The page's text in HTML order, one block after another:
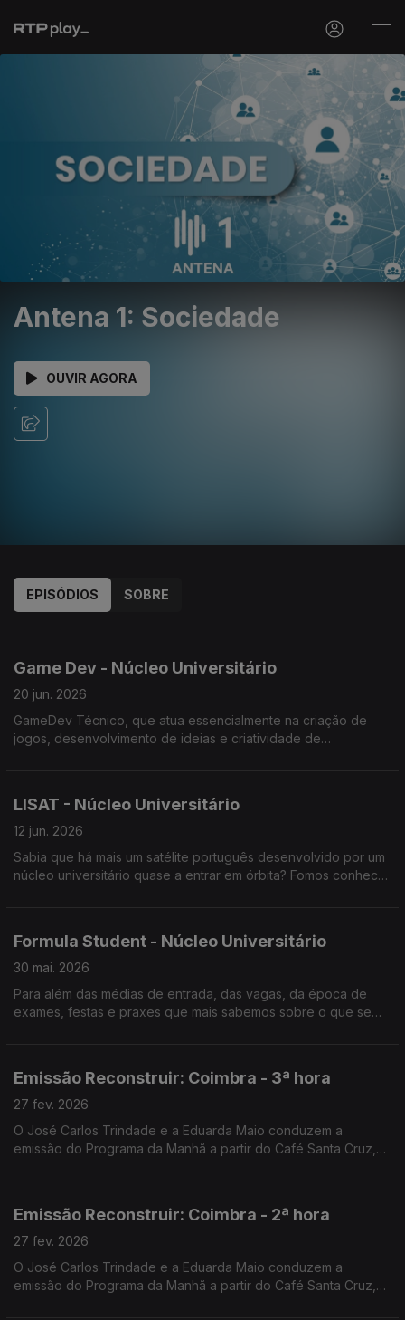
Antena 1: Sociedade
OUVIR AGORA
EPISÓDIOS SOBRE
Game Dev - Núcleo Universitário
20 jun. 2026
GameDev Técnico, que atua essencialmente na criação de
jogos, desenvolvimento de ideias e criatividade de
LISAT - Núcleo Universitário
12 jun. 2026
Sabia que há mais um satélite português desenvolvido por um
núcleo universitário quase a entrar em órbita? Fomos conhecer
Formula Student - Núcleo Universitário
30 mai. 2026
Para além das médias de entrada, das vagas, da época de
exames, festas e praxes que mais sabemos sobre o que se
Emissão Reconstruir: Coimbra - 3ª hora
27 fev. 2026
O José Carlos Trindade e a Eduarda Maio conduzem a
emissão do Programa da Manhã a partir do Café Santa Cruz,
Emissão Reconstruir: Coimbra - 2ª hora
27 fev. 2026
O José Carlos Trindade e a Eduarda Maio conduzem a
emissão do Programa da Manhã a partir do Café Santa Cruz,